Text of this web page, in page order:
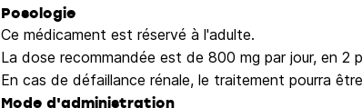
Posologie
Ce médicament est réservé à l'adulte.
La dose recommandée est de 800 mg par jour, en 2
En cas de défaillance rénale, le traitement pourra
Mode d'administration